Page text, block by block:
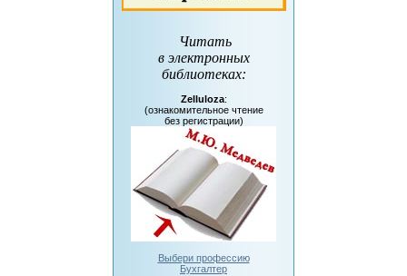
Читать
в электронных
библиотеках:
Zelluloza:
(ознакомительное чтение
без регистрации)
Выбери профессию
Бухгалтер